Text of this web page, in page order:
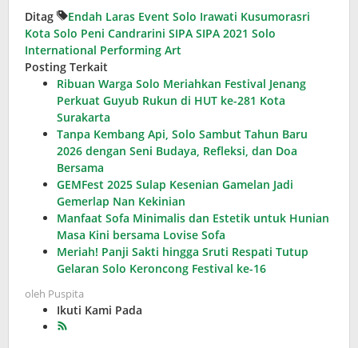
Ditag Endah Laras Event Solo Irawati Kusumorasri
Kota Solo Peni Candrarini SIPA SIPA 2021 Solo
International Performing Art
Posting Terkait
Ribuan Warga Solo Meriahkan Festival Jenang
Perkuat Guyub Rukun di HUT ke-281 Kota
Surakarta
Tanpa Kembang Api, Solo Sambut Tahun Baru
2026 dengan Seni Budaya, Refleksi, dan Doa
Bersama
GEMFest 2025 Sulap Kesenian Gamelan Jadi
Gemerlap Nan Kekinian
Manfaat Sofa Minimalis dan Estetik untuk Hunian
Masa Kini bersama Lovise Sofa
Meriah! Panji Sakti hingga Sruti Respati Tutup
Gelaran Solo Keroncong Festival ke-16
oleh Puspita
Ikuti Kami Pada